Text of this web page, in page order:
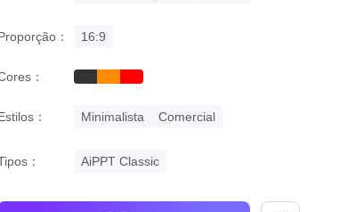
： 16:9
： blackorange
red
： Minimalista Comercial
： AiPPT Classic